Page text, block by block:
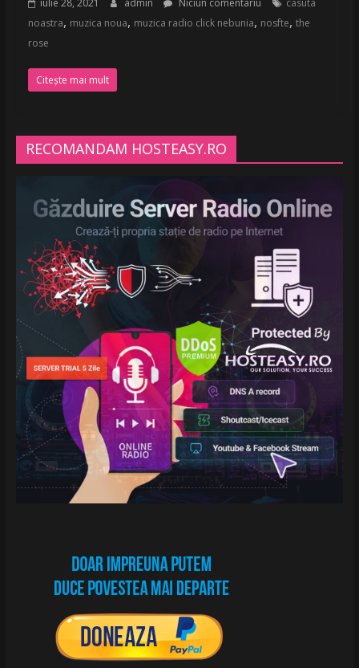
noastra, muzica noua, muzica radio click nebunia, nosfte, the
rose
Citește mai mult
RECOMANDAM HOSTEASY.RO